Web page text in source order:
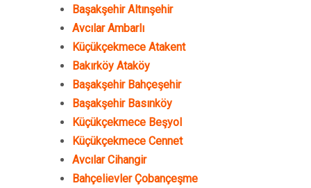
Başakşehir Altınşehir
Avcılar Ambarlı
Küçükçekmece Atakent
Bakırköy Ataköy
Başakşehir Bahçeşehir
Başakşehir Basınköy
Küçükçekmece Beşyol
Küçükçekmece Cennet
Avcılar Cihangir
Bahçelievler Çobançeşme